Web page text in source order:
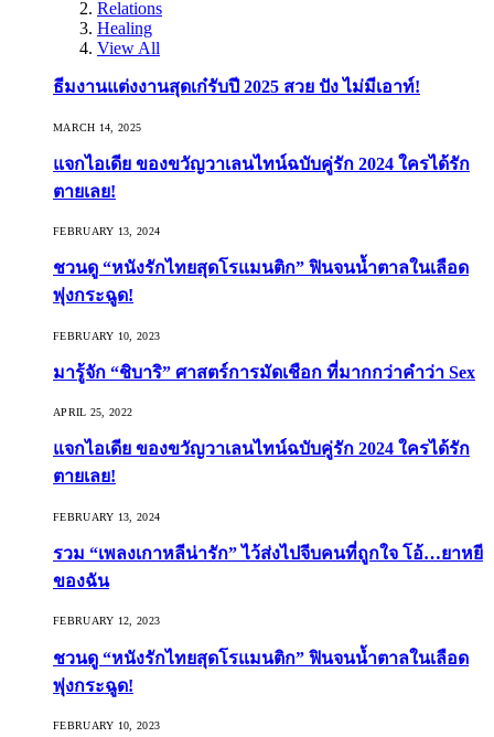
Relations
Healing
View All
ธีมงานแต่งงานสุดเก๋รับปี 2025 สวย ปัง ไม่มีเอาท์!
MARCH 14, 2025
แจกไอเดีย ของขวัญวาเลนไทน์ฉบับคู่รัก 2024 ใครได้รัก
ตายเลย!
FEBRUARY 13, 2024
ชวนดู “หนังรักไทยสุดโรแมนติก” ฟินจนน้ำตาลในเลือด
พุ่งกระฉูด!
FEBRUARY 10, 2023
มารู้จัก “ชิบาริ” ศาสตร์การมัดเชือก ที่มากกว่าคำว่า Sex
APRIL 25, 2022
แจกไอเดีย ของขวัญวาเลนไทน์ฉบับคู่รัก 2024 ใครได้รัก
ตายเลย!
FEBRUARY 13, 2024
รวม “เพลงเกาหลีน่ารัก” ไว้ส่งไปจีบคนที่ถูกใจ โอ้…ยาหยี
ของฉัน
FEBRUARY 12, 2023
ชวนดู “หนังรักไทยสุดโรแมนติก” ฟินจนน้ำตาลในเลือด
พุ่งกระฉูด!
FEBRUARY 10, 2023